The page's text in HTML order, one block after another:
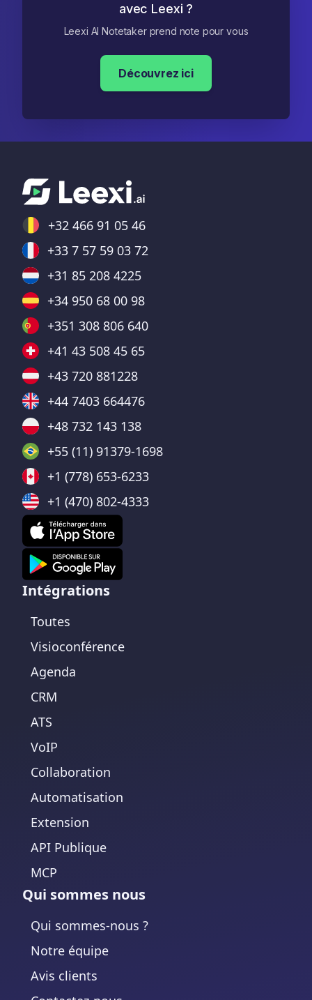
avec Leexi ?
Leexi AI Notetaker prend note pour vous
Découvrez ici
+32 466 91 05 46
+33 7 57 59 03 72
+31 85 208 4225
+34 950 68 00 98
+351 308 806 640
+41 43 508 45 65
+43 720 881228
+44 7403 664476
+48 732 143 138
+55 (11) 91379-1698
+1 (778) 653-6233
+1 (470) 802-4333
Intégrations
Toutes
Visioconférence
Agenda
CRM
ATS
VoIP
Collaboration
Automatisation
Extension
API Publique
MCP
Qui sommes nous
Qui sommes-nous ?
Notre équipe
Avis clients